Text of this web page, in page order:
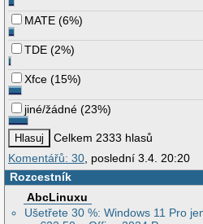
MATE (6%)
TDE (2%)
Xfce (15%)
jiné/žádné (23%)
Celkem 2333 hlasů
Komentářů: 30, poslední 3.4. 20:20
Rozcestník
AbcLinuxu
Ušetřete 30 %: Windows 11 Pro